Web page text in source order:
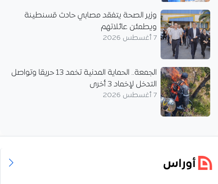
وزير الصحة يتفقد مصابي حادث قسنطينة
ويطمئن عائلاتهم
7 أغسطس 2026
الجمعة.. الحماية المدنية تخمد 13 حريقا وتواصل
التدخل لإخماد 3 أخرى
7 أغسطس 2026